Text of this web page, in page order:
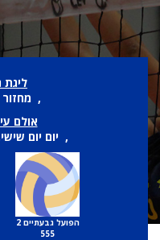
ליגת
, מחזור 13, עונת 25/26
אולם
, יום יום שישי, 09/01/2026,
הפועל גבעתיים 2
555